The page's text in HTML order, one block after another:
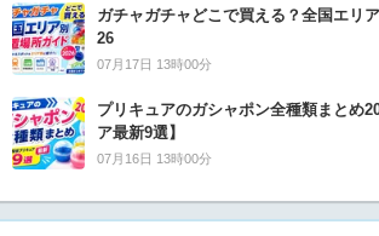
ガチャガチャどこで買える？全国エリ
26
07月17日 13時00分
プリキュアのガシャポン全種類まとめ
ア最新9選】
07月16日 13時00分